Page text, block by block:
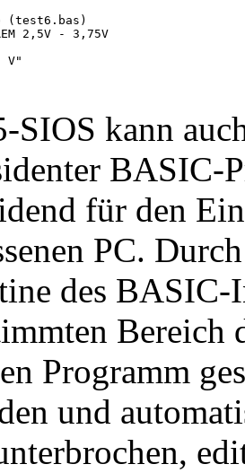
(test6.bas)
2,5V - 3,75V
V"
SIOS kann
BASIC-
für den
PC.
des
Bereich
Programm
und